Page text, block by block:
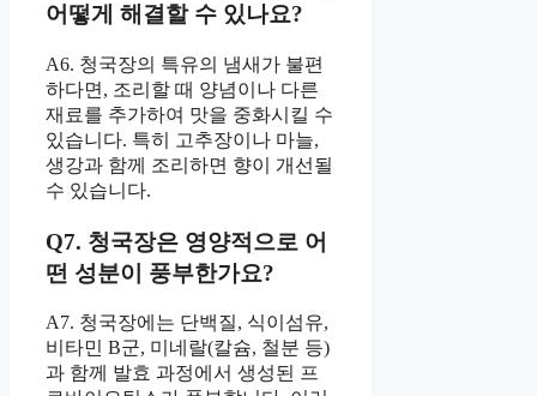
어떻게 해결할 수 있나요?
A6. 청국장의 특유의 냄새가 불편
하다면, 조리할 때 양념이나 다른
재료를 추가하여 맛을 중화시킬 수
있습니다. 특히 고추장이나 마늘,
생강과 함께 조리하면 향이 개선될
수 있습니다.
Q7. 청국장은 영양적으로 어
떤 성분이 풍부한가요?
A7. 청국장에는 단백질, 식이섬유,
비타민 B군, 미네랄(칼슘, 철분 등)
과 함께 발효 과정에서 생성된 프